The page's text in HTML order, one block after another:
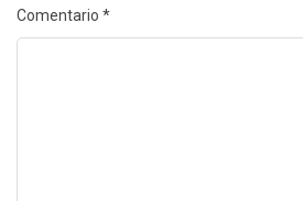
Comentario *